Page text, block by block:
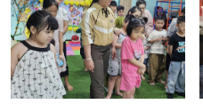
Trung tâm Thiện Chí vinh dự
đón tiếp ông Kaloyan Kolev,
đại diện đơn vị tài trợ
Organisation internationale
de la Francophonie (OIF), và